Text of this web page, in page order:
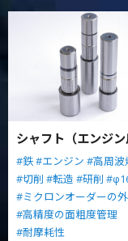
シャフト（エンジン
#鉄#エンジン #高周波
#切削 #転造 #研削
#ミクロンオーダーの
#高精度の面粗度管理
#耐摩耗性